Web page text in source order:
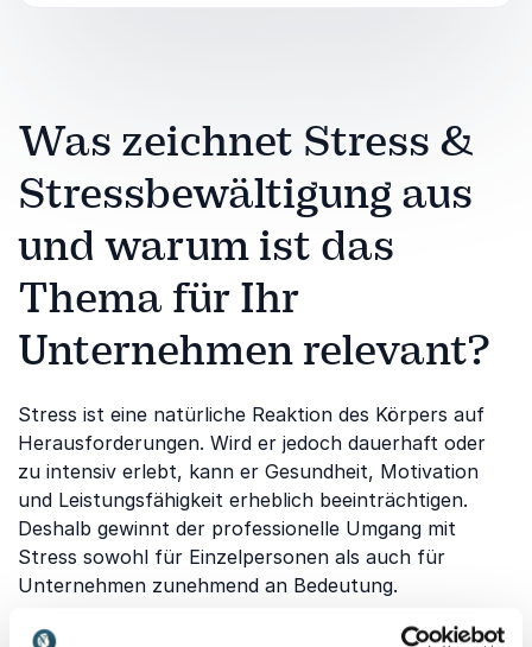
Was zeichnet Stress &
Stressbewältigung aus
und warum ist das
Thema für Ihr
Unternehmen relevant?
Stress ist eine natürliche Reaktion des Körpers auf
Herausforderungen. Wird er jedoch dauerhaft oder
zu intensiv erlebt, kann er Gesundheit, Motivation
und Leistungsfähigkeit erheblich beeinträchtigen.
Deshalb gewinnt der professionelle Umgang mit
Stress sowohl für Einzelpersonen als auch für
Unternehmen zunehmend an Bedeutung.
Organisationen, die ihre Mitarbeitenden beim Aufbau